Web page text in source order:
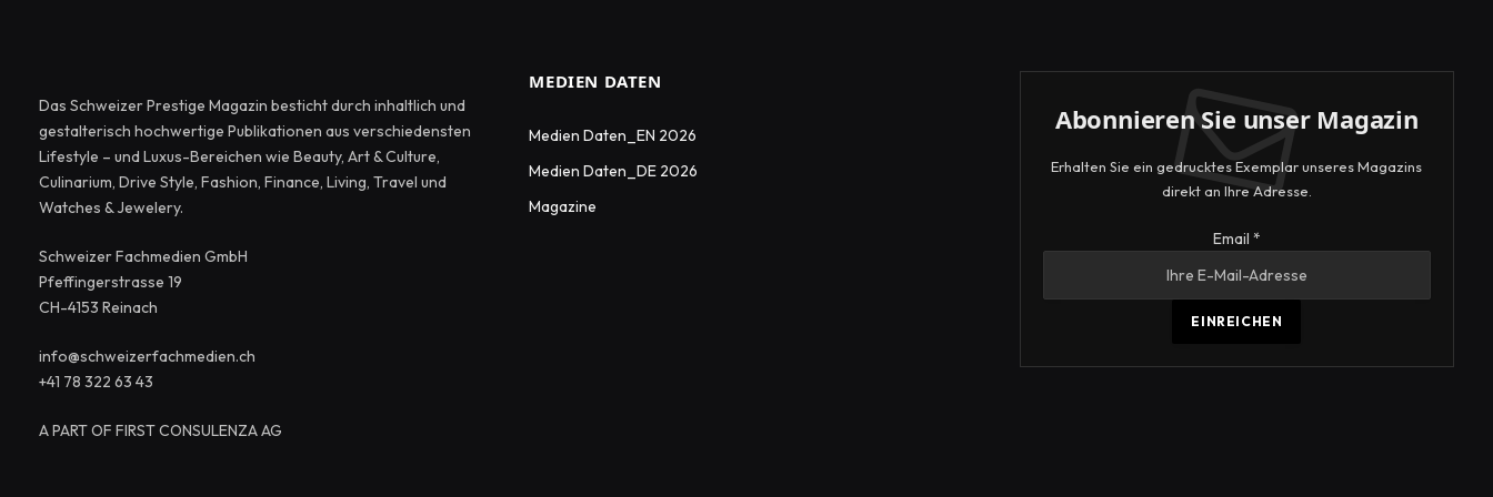
Das Schweizer Prestige Magazin besticht durch inhaltlich und
gestalterisch hochwertige Publikationen aus verschiedensten
Lifestyle – und Luxus-Bereichen wie Beauty, Art & Culture,
Culinarium, Drive Style, Fashion, Finance, Living, Travel und
Watches & Jewelery.
Schweizer Fachmedien GmbH
Pfeffingerstrasse 19
CH-4153 Reinach
info@schweizerfachmedien.ch
+41 78 322 63 43
A PART OF FIRST CONSULENZA AG
MEDIEN DATEN
Medien Daten_EN 2026
Medien Daten_DE 2026
Magazine
Abonnieren Sie unser Magazin
Erhalten Sie ein gedrucktes Exemplar unseres Magazins
direkt an Ihre Adresse.
Email
Email *
EINREICHEN